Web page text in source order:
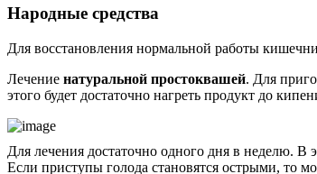
Народные средства
Для восстановления нормальной работы
Лечение натуральной простоквашей. Для
этого будет достаточно нагреть продукт до
Для лечения достаточно одного дня в неделю. В
Если приступы голода становятся острыми, то